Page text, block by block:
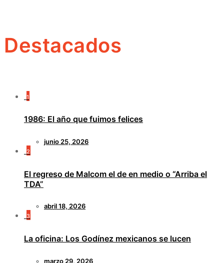
Destacados
1
1986: El año que fuimos felices
junio 25, 2026
2
El regreso de Malcom el de en medio o “Arriba el
TDA”
abril 18, 2026
3
La oficina: Los Godínez mexicanos se lucen
marzo 29, 2026